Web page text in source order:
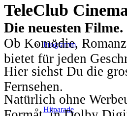
Programm
Hitparade
TeleClub
Die neuesten
Ob Komödie,
bietet für jeden
Hier siehst Du die
Fernsehen.
Natürlich ohne